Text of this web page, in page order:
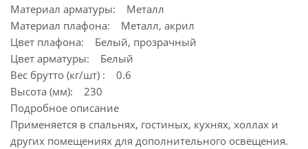
Материал арматуры: Металл
Материал плафона: Металл, акрил
Цвет плафона: Белый, прозрачный
Цвет арматуры: Белый
Вес брутто (кг/шт) : 0.6
Высота (мм): 230
Подробное описание
Применяется в спальнях, гостиных, кухнях, холлах и
других помещениях для дополнительного освещения.